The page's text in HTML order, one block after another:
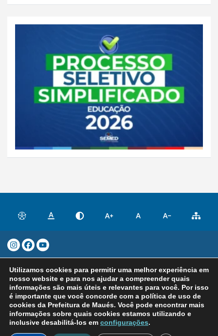
Prefeitura Municipal de Maués - CNPJ:
04.282.869/0001-27 Rua Quintino
Bocaiúva, 283 – Centro, Maués/AM – CEP
69.190-045 Atendimento: Segunda a Sexta,
de 8h às 14h | Copyright 2025. Todos os
direitos reservados.
Utilizamos cookies para permitir uma melhor experiência em
nosso website e para nos ajudar a compreender quais
informações são mais úteis e relevantes para você. Por isso
é importante que você concorde com a política de uso de
cookies da Prefeitura de Maués. Você pode encontrar mais
informações sobre quais cookies estamos utilizando e
inclusive desabilitá-los em configurações.